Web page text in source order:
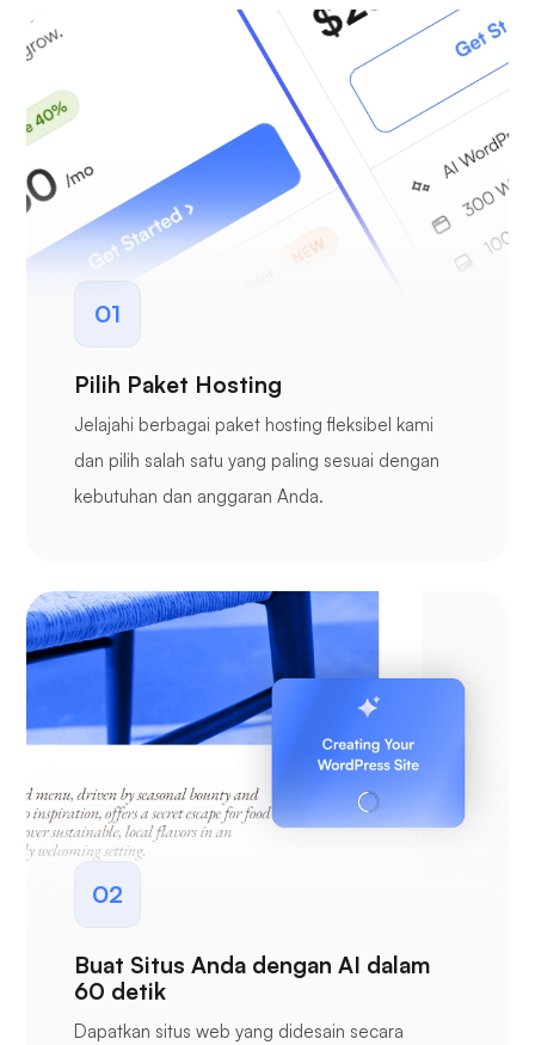
01
Pilih Paket Hosting
Jelajahi berbagai paket hosting fleksibel kami
dan pilih salah satu yang paling sesuai dengan
kebutuhan dan anggaran Anda.
02
Buat Situs Anda dengan AI dalam
60 detik
Dapatkan situs web yang didesain secara